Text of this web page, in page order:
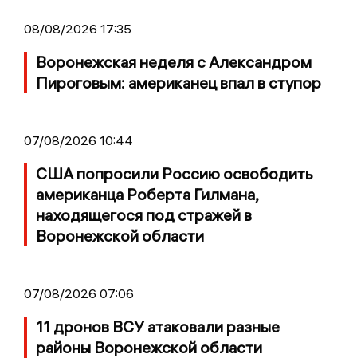
08/08/2026 17:35
Воронежская неделя с Александром
Пироговым: американец впал в ступор
07/08/2026 10:44
США попросили Россию освободить
американца Роберта Гилмана,
находящегося под стражей в
Воронежской области
07/08/2026 07:06
11 дронов ВСУ атаковали разные
районы Воронежской области